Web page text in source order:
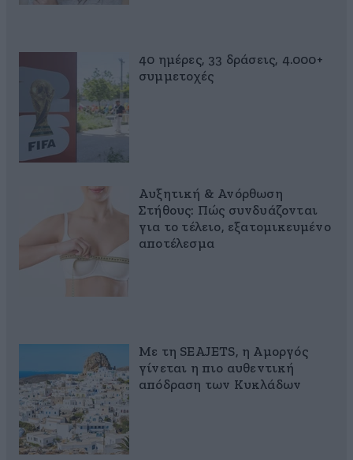
40 ημέρες, 33 δράσεις, 4.000+
συμμετοχές
Αυξητική & Ανόρθωση
Στήθους: Πώς συνδυάζονται
για το τέλειο, εξατομικευμένο
αποτέλεσμα
Με τη SEAJETS, η Αμοργός
γίνεται η πιο αυθεντική
απόδραση των Κυκλάδων